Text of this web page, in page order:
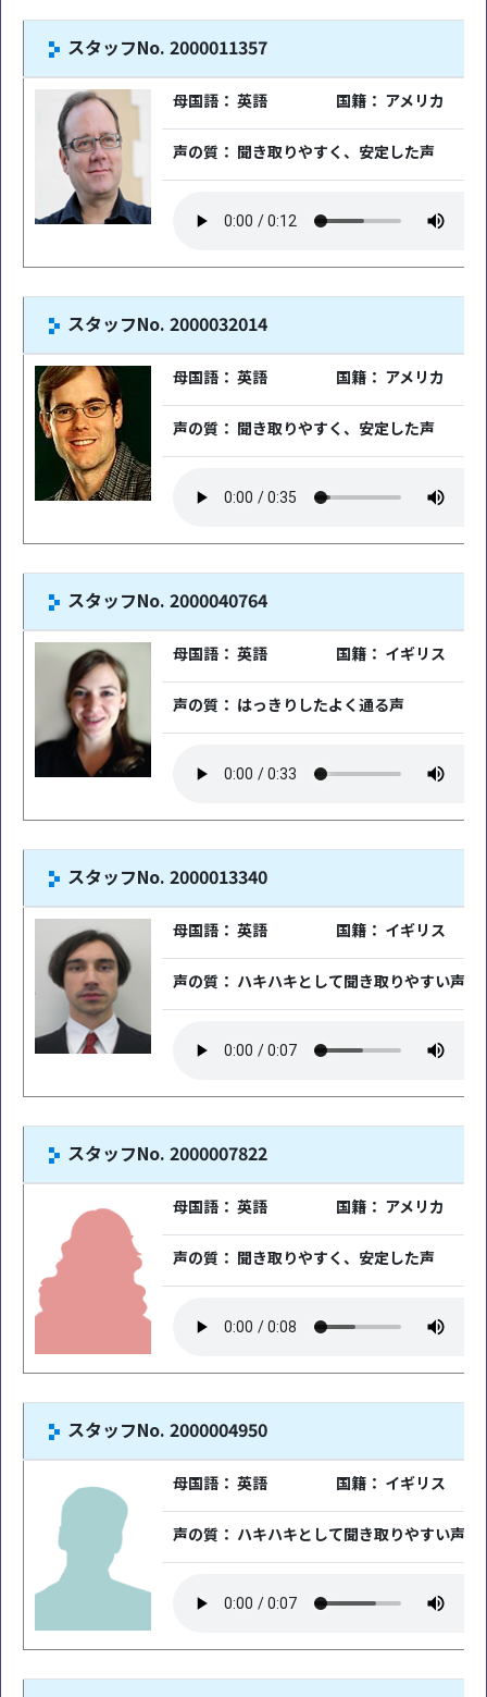
スタッフNo. 2000011357
母国語： 英語 国籍： アメリカ
声の質： 聞き取りやすく、安定した声
スタッフNo. 2000032014
母国語： 英語 国籍： アメリカ
声の質： 聞き取りやすく、安定した声
スタッフNo. 2000040764
母国語： 英語 国籍： イギリス
声の質： はっきりしたよく通る声
スタッフNo. 2000013340
母国語： 英語 国籍： イギリス
声の質： ハキハキとして聞き取りやすい声
スタッフNo. 2000007822
母国語： 英語 国籍： アメリカ
声の質： 聞き取りやすく、安定した声
スタッフNo. 2000004950
母国語： 英語 国籍： イギリス
声の質： ハキハキとして聞き取りやすい声